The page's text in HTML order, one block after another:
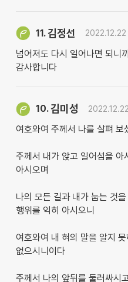
11.김정선 2022.12.22
넘어져도 다시 일어나면 되니
감사합니다
10.김미성
여호와여 주께서 나를 살펴
주께서 내가 앉고 일어섬을 아
아시오며
나의 모든 길과 내가 눕는 것
행위를 익히 아시오니
여호와여 내 혀의 말을 알지
없으시니이다
주께서 나의 앞뒤를 둘러싸시